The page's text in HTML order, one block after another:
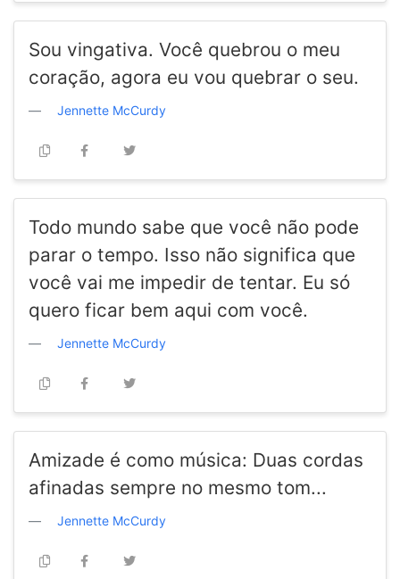
Sou vingativa. Você quebrou o meu
coração, agora eu vou quebrar o seu.
Jennette McCurdy
Todo mundo sabe que você não pode
parar o tempo. Isso não significa que
você vai me impedir de tentar. Eu só
quero ficar bem aqui com você.
Jennette McCurdy
Amizade é como música: Duas cordas
afinadas sempre no mesmo tom...
Jennette McCurdy